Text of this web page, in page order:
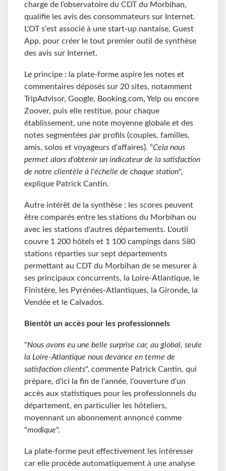
charge de l’observatoire du CDT du Morbihan,
qualifie les avis des consommateurs sur Internet.
L'OT s'est associé à une start-up nantaise, Guest
App, pour créer le tout premier outil de synthèse
des avis sur Internet.
Le principe : la plate-forme aspire les notes et
commentaires déposés sur 20 sites, notamment
TripAdvisor, Google, Booking.com, Yelp ou encore
Zoover, puis elle restitue, pour chaque
établissement, une note moyenne globale et des
notes segmentées par profils (couples, familles,
amis, solos et voyageurs d'affaires). "Cela nous
permet alors d'obtenir un indicateur de la satisfaction
de notre clientèle à l'échelle de chaque station",
explique Patrick Cantin.
Autre intérêt de la synthèse : les scores peuvent
être comparés entre les stations du Morbihan ou
avec les stations d'autres départements. L'outil
couvre 1 200 hôtels et 1 100 campings dans 580
stations réparties sur sept départements
permettant au CDT du Morbihan de se mesurer à
ses principaux concurrents, la Loire-Atlantique, le
Finistère, les Pyrénées-Atlantiques, la Gironde, la
Vendée et le Calvados.
Bientôt un accès pour les professionnels
"Nous avons eu une belle surprise car, au global, seule
la Loire-Atlantique nous devance en terme de
satisfaction clients", commente Patrick Cantin, qui
prépare, d'ici la fin de l'année, l'ouverture d'un
accès aux statistiques pour les professionnels du
département, en particulier les hôteliers,
moyennant un abonnement annoncé comme
"modique".
La plate-forme peut effectivement les intéresser
car elle procède automatiquement à une analyse